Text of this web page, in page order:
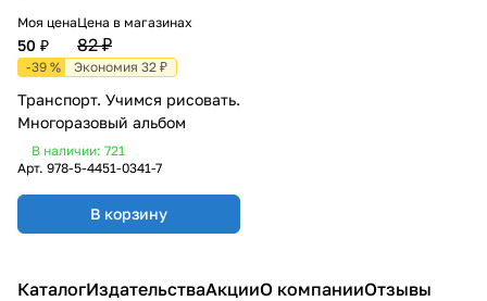
Моя цена
50 ₽
Цена в магазинах
82 ₽
-39 % Экономия 32 ₽
Транспорт. Учимся рисовать.
Многоразовый альбом
В наличии: 721
Арт. 978-5-4451-0341-7
В корзину
КаталогИздательстваАкцииО компанииОтзывы